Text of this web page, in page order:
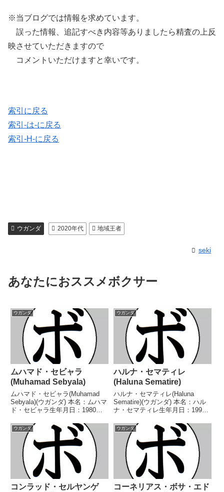
※当ブログでは情報を求めています。
誤った情報、追記すべき内容等ありましたら精査の上反
映させていただきますので
コメントいただけますと幸いです。
索引に戻る
索引-は-に戻る
索引-H-に戻る
ウガンダ 2020年代 地域王者
seki
あなたにおススメボクサー
ウガンダ
ムハマド・セビャラ
(Muhamad Sebyala)
ムハマド・セビャラ(Muhamad
Sebyala)(ウガンダ) 本名：ムハマ
ド・セビャラ生年月日：1980年1
24勝(20KO)16敗1分 【獲得タイ
トル】ウガンダミドル級王
座 【戦歴】2007/04/18...
ウガンダ
ハルナ・セマティレ
(Haluna Sematire)
ハルナ・セマティレ(Haluna
Sematire)(ウガンダ) 本名：ハル
ナ・セマティレ生年月日：1993
10戦8勝(5KO)2敗 【獲得タイト
ル】なし 【戦歴】2023/09/30
○2RKO サイモン・シ...
ウガンダ
コンラッド・セルヤンゲ
ウガンダ
コーネリアス・ボサ・エド